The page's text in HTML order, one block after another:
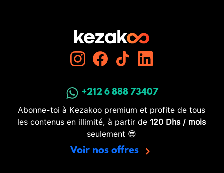
+212 6 888 73407
Abonne-toi à Kezakoo premium et profite de tous
les contenus en illimité, à partir de 120 Dhs / mois
seulement 😎
Voir nos offres